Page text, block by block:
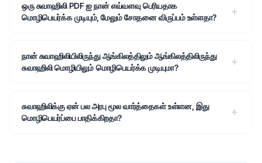
ஒரு சுவாஹிலி PDF ஐ நான் எவ்வளவு பெரியதாக
மொழிபெயர்க்க முடியும், மேலும் சோதனை விருப்பம் உள்ளதா?
நான் சுவாஹிலியிலிருந்து ஆங்கிலத்திலும் ஆங்கிலத்திலிருந்து
சுவாஹிலி மொழியிலும் மொழிபெயர்க்க முடியுமா?
சுவாஹிலிக்கு ஏன் பல அரபு மூல வார்த்தைகள் உள்ளன, இது
மொழிபெயர்ப்பை பாதிக்கிறதா?